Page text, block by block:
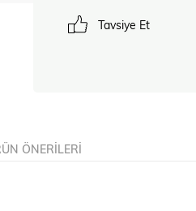
Tavsiye Et
ÖNERILERI